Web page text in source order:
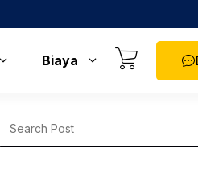
Biaya